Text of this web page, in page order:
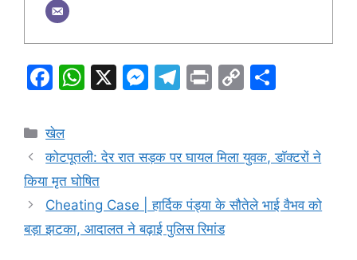
F
c
e
b
o
o
W
s
A
p
p
X
M
s
n
g
T
gr
m
Pr C
y
n
e
Categories
खेल
कोटपूतली: देर रात सड़क पर घायल मिला युवक, डाॅक्टरों ने
किया मृत घोषित
Cheating Case | हार्दिक पंड्या के सौतेले भाई वैभव को
बड़ा झटका, आदालत ने बढ़ाई पुलिस रिमांड